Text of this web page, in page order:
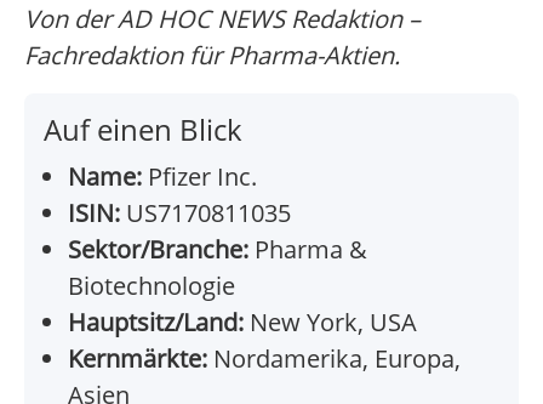
Von der AD HOC NEWS Redaktion –
Fachredaktion für Pharma-Aktien.
Auf einen Blick
Name: Pfizer Inc.
ISIN: US7170811035
Sektor/Branche: Pharma &
Biotechnologie
Hauptsitz/Land: New York, USA
Kernmärkte: Nordamerika, Europa,
Asien